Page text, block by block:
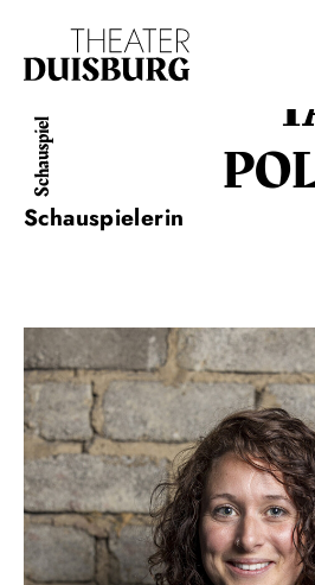
Zur Hauptnavigation springen
Zum Footer springen
Schauspiel
Schauspielerin